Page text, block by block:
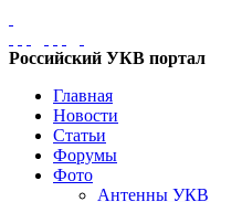
Российский УКВ портал
Главная
Новости
Статьи
Форумы
Фото
Антенны УКВ